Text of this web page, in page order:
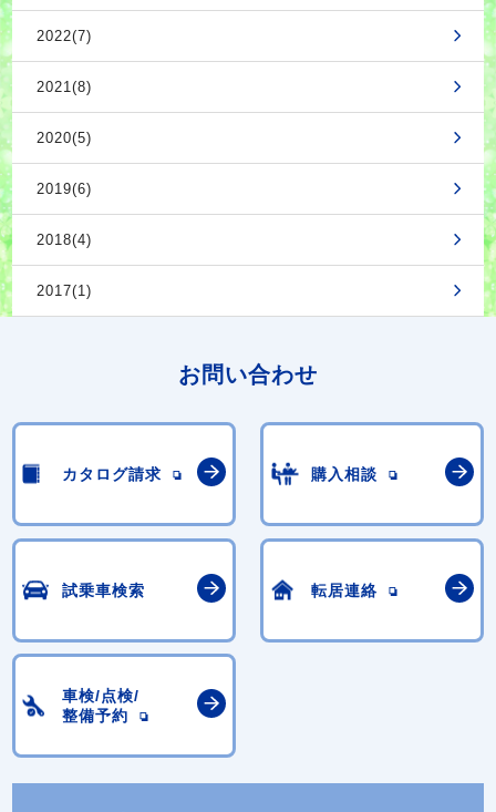
2022(7)
2021(8)
2020(5)
2019(6)
2018(4)
2017(1)
お問い合わせ
カタログ請求 購入相談
試乗車検索 転居連絡
車検/点検/
整備予約